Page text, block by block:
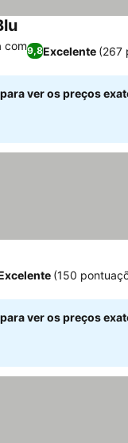
9,8Excelente (267
com
ver os preços
(150
ver os preços